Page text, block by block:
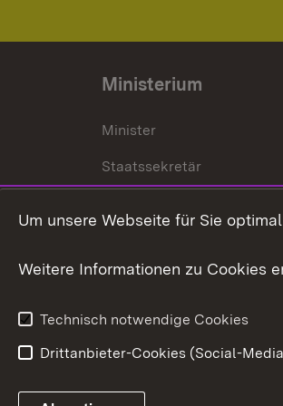
Ministerium
Minister
Staatssekretär
Anfahrt und Kontakt
Um unsere Webseite für Sie
Weitere Informationen zu Cookies
Technisch notwendige Cookies
Drittanbieter-Cookies (Social-